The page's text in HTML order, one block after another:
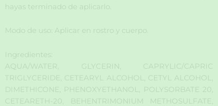
hayas terminado de aplicarlo.
Modo de uso: Aplicar en rostro y cuerpo.
Ingredientes:
AQUA/WATER, GLYCERIN, CAPRYLIC/CAPRIC
TRIGLYCERIDE, CETEARYL ALCOHOL, CETYL ALCOHOL,
DIMETHICONE, PHENOXYETHANOL, POLYSORBATE 20,
CETEARETH-20, BEHENTRIMONIUM METHOSULFATE,